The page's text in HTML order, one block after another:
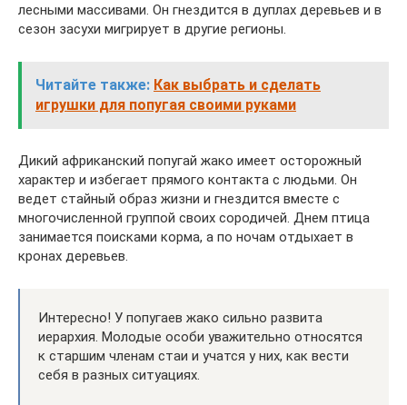
лесными массивами. Он гнездится в дуплах деревьев и в
сезон засухи мигрирует в другие регионы.
Читайте также: Как выбрать и сделать
игрушки для попугая своими руками
Дикий африканский попугай жако имеет осторожный
характер и избегает прямого контакта с людьми. Он
ведет стайный образ жизни и гнездится вместе с
многочисленной группой своих сородичей. Днем птица
занимается поисками корма, а по ночам отдыхает в
кронах деревьев.
Интересно! У попугаев жако сильно развита
иерархия. Молодые особи уважительно относятся
к старшим членам стаи и учатся у них, как вести
себя в разных ситуациях.